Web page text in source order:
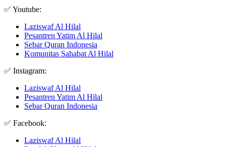
✅ Youtube:
Laziswaf Al Hilal
Pesantren Yatim Al Hilal
Sebar Quran Indonesia
Komunitas Sahabat Al Hilal
✅ Instagram:
Laziswaf Al Hilal
Pesantren Yatim Al Hilal
Sebar Quran Indonesia
✅ Facebook:
Laziswaf Al Hilal